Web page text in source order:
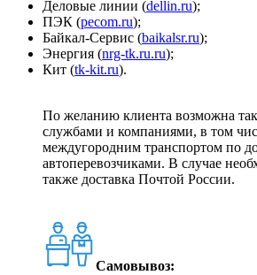
Деловые линии (dellin.ru);
ПЭК (pecom.ru);
Байкал-Сервис (baikalsr.ru);
Энергия (nrg-tk.ru.ru);
Кит (tk-kit.ru).
По желанию клиента возможна
службами и компаниями, в том
междугородним транспортом по
автоперевозчиками. В случае
также доставка Почтой России.
Самовывоз: